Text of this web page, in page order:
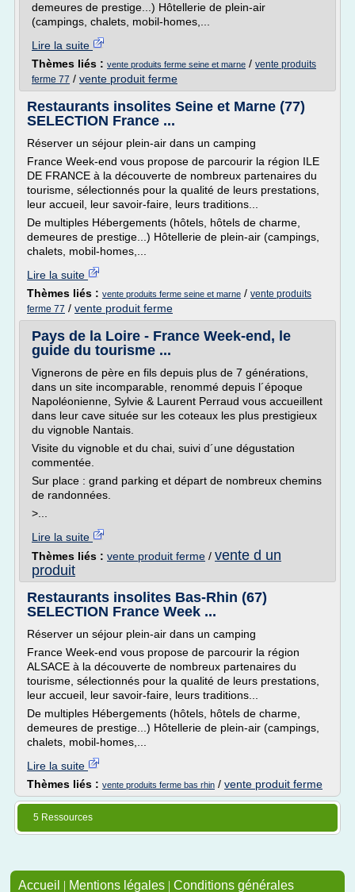
demeures de prestige...) Hôtellerie de plein-air
(campings, chalets, mobil-homes,...
Lire la suite
Thèmes liés : vente produits ferme seine et marne / vente produits
ferme 77 / vente produit ferme
Restaurants insolites Seine et Marne (77)
SELECTION France ...
Réserver un séjour plein-air dans un camping
France Week-end vous propose de parcourir la région ILE
DE FRANCE à la découverte de nombreux partenaires du
tourisme, sélectionnés pour la qualité de leurs prestations,
leur accueil, leur savoir-faire, leurs traditions...
De multiples Hébergements (hôtels, hôtels de charme,
demeures de prestige...) Hôtellerie de plein-air (campings,
chalets, mobil-homes,...
Lire la suite
Thèmes liés : vente produits ferme seine et marne / vente produits
ferme 77 / vente produit ferme
Pays de la Loire - France Week-end, le
guide du tourisme ...
Vignerons de père en fils depuis plus de 7 générations,
dans un site incomparable, renommé depuis l´époque
Napoléonienne, Sylvie & Laurent Perraud vous accueillent
dans leur cave située sur les coteaux les plus prestigieux
du vignoble Nantais.
Visite du vignoble et du chai, suivi d´une dégustation
commentée.
Sur place : grand parking et départ de nombreux chemins
de randonnées.
>...
Lire la suite
Thèmes liés : vente produit ferme / vente d un
produit
Restaurants insolites Bas-Rhin (67)
SELECTION France Week ...
Réserver un séjour plein-air dans un camping
France Week-end vous propose de parcourir la région
ALSACE à la découverte de nombreux partenaires du
tourisme, sélectionnés pour la qualité de leurs prestations,
leur accueil, leur savoir-faire, leurs traditions...
De multiples Hébergements (hôtels, hôtels de charme,
demeures de prestige...) Hôtellerie de plein-air (campings,
chalets, mobil-homes,...
Lire la suite
Thèmes liés : vente produits ferme bas rhin / vente produit ferme
5 Ressources
Accueil | Mentions légales | Conditions générales